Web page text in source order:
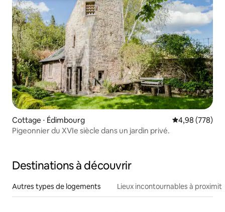
Cottage ⋅ Édimbourg Évaluation
4,98 (778)
Pigeonnier du XVIe siècle dans un jardin privé.
Destinations à découvrir
Autres types de logements Lieux incontournables à